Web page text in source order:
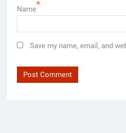
Name*
Save my name, email, and